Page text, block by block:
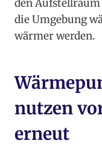
den
die Umgebung
wärmer werden.
nutzen
erneut